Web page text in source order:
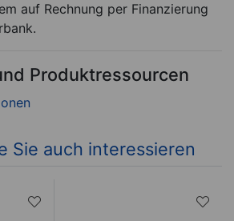
auf Rechnung per Finanzierung
Produktressourcen
Sie auch interessieren